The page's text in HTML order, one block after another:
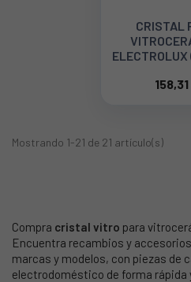
CRISTAL
ELECTROLUX
Mostrando 1-21 de 21 artículo(s)
Compra cristal vitro para
Encuentra recambios y
marcas y modelos, con piezas de
electrodoméstico de forma rápida